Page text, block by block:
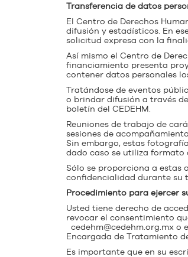
Transferencia de datos
El Centro de Derechos
difusión y estadísticos. En
solicitud expresa con la
Así mismo el Centro de
financiamiento presenta
contener datos personales
Tratándose de eventos
o brindar difusión a través
boletín del CEDEHM.
Reuniones de trabajo de
sesiones de
Sin embargo, estas
dado caso se utiliza
Sólo se proporciona a estas
confidencialidad durante su
Procedimiento para ejercer
Usted tiene derecho de
revocar el consentimiento
cedehm@cedehm.org.mx o
Encargada de Tratamiento
Es importante que en su